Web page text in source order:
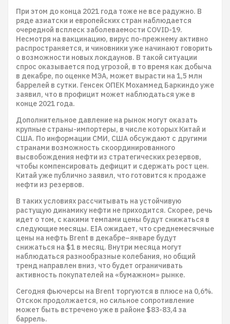
При этом до конца 2021 года тоже не все радужно. В
ряде азиатски и европейских стран наблюдается
очередной всплеск заболеваемости COVID-19.
Несмотря на вакцинацию, вирус по-прежнему активно
распространяется, и чиновники уже начинают говорить
о возможности новых локдаунов. В такой ситуации
спрос оказывается под угрозой, в то время как добыча
в декабре, по оценке МЭА, может вырасти на 1,5 млн
баррелей в сутки. Генсек ОПЕК Мохаммед Баркиндо уже
заявил, что в профицит может наблюдаться уже в
конце 2021 года.
Дополнительное давление на рынок могут оказать
крупные страны-импортеры, в числе которых Китай и
США. По информации СМИ, США обсуждают с другими
странами возможность скоординированного
высвобождения нефти из стратегических резервов,
чтобы компенсировать дефицит и сдержать рост цен.
Китай уже публично заявил, что готовится к продаже
нефти из резервов.
В таких условиях рассчитывать на устойчивую
растущую динамику нефти не приходится. Скорее, речь
идет о том, с какими темпами цены будут снижаться в
следующие месяцы. EIA ожидает, что среднемесячные
цены на нефть Brent в декабре–январе будут
снижаться на $1 в месяц. Внутри месяца могут
наблюдаться разнообразные колебания, но общий
тренд направлен вниз, что будет ограничивать
активность покупателей на «бумажном» рынке.
Сегодня фьючерсы на Brent торгуются в плюсе на 0,6%.
Отскок продолжается, но сильное сопротивление
может быть встречено уже в районе $83-83,4 за
баррель.